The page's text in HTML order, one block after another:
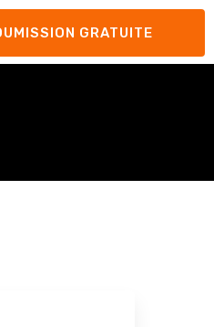
GRATUITE